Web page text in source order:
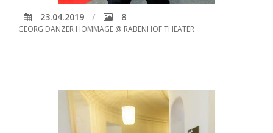
23.04.2019 8
GEORG DANZER HOMMAGE @ RABENHOF THEATER